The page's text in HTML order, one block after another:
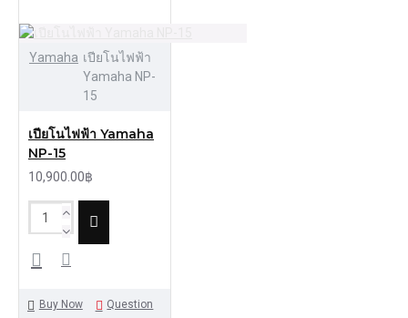
Yamaha เปียโนไฟฟ้า
Yamaha NP-
15
เปียโนไฟฟ้า Yamaha
NP-15
10,900.00฿
Buy Now Question